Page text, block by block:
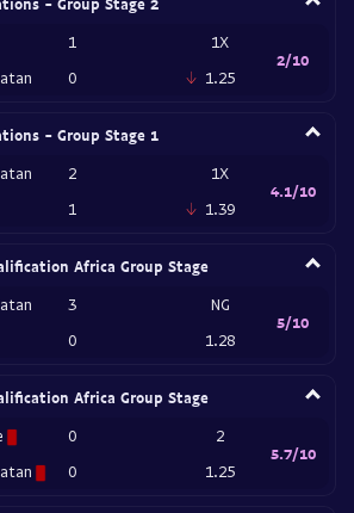
1
0
1X
1.25
2/10
- Group Stage 1
2
1
1X
1.39
4.1/10
Africa Group Stage
3
0
NG
1.28
5/10
Africa Group Stage
0
0
2
1.25
5.7/10